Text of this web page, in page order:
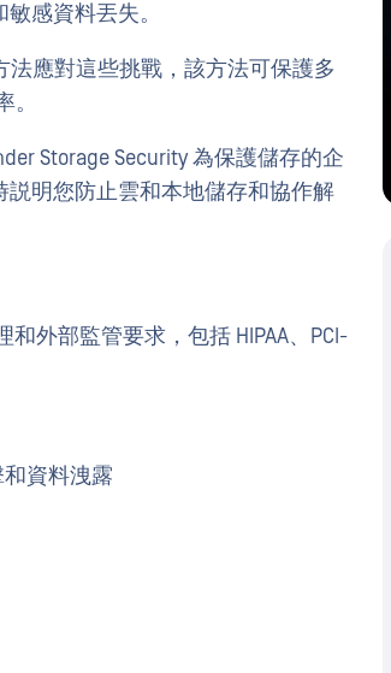
感資料丟失。
法應對這些挑戰，該方法可保護多
Storage Security 為保護儲存的企
明您防止雲和本地儲存和協作解
和外部監管要求，包括 HIPAA、PCI-
資料洩露